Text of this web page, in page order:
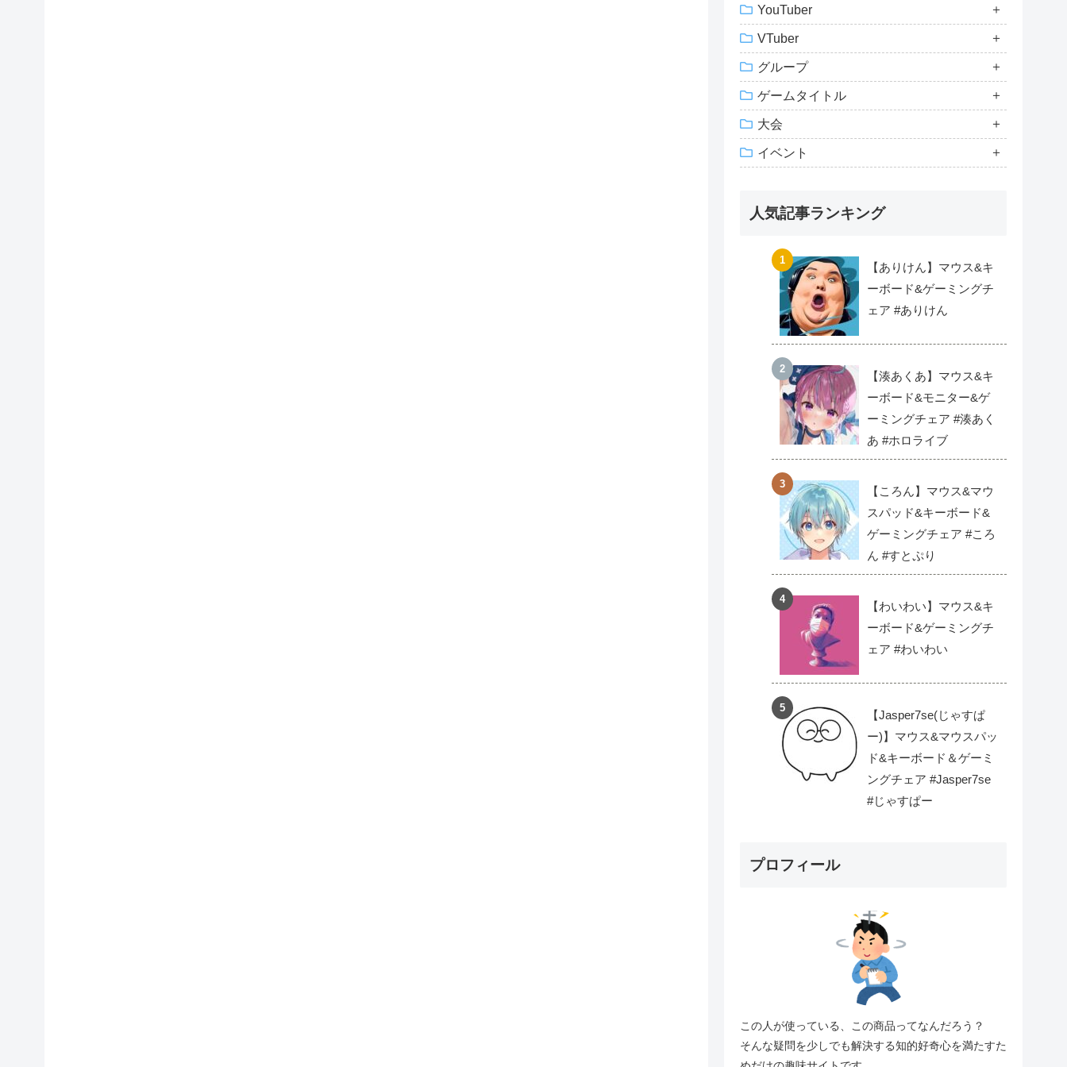
YouTuber
VTuber
グループ
ゲームタイトル
大会
イベント
人気記事ランキング
【ありけん】マウス&キ
ーボード&ゲーミングチ
ェア #ありけん
【湊あくあ】マウス&キ
ーボード&モニター&ゲ
ーミングチェア #湊あく
あ #ホロライブ
【ころん】マウス&マウ
スパッド&キーボード&
ゲーミングチェア #ころ
ん #すとぷり
【わいわい】マウス&キ
ーボード&ゲーミングチ
ェア #わいわい
【Jasper7se(じゃすぱ
ー)】マウス&マウスパッ
ド&キーボード＆ゲーミ
ングチェア #Jasper7se
#じゃすぱー
プロフィール
この人が使っている、この商品ってなんだろう？
そんな疑問を少しでも解決する知的好奇心を満たすた